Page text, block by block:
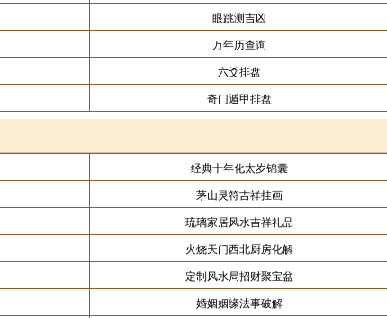
眼跳测吉凶
万年历查询
六爻排盘
奇门遁甲排盘
经典十年化太岁锦囊
茅山灵符吉祥挂画
琉璃家居风水吉祥礼品
火烧天门西北厨房化解
定制风水局招财聚宝盆
婚姻姻缘法事破解